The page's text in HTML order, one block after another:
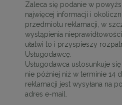
Zaleca się podanie w
najwięcej informacji i
przedmiotu reklamacji, w
wystąpienia
ułatwi to i przyspieszy
Usługodawcę.
Usługodawca ustosunkuje
nie później niż w terminie 14
reklamacji jest wysyłana na
adres e-mail.